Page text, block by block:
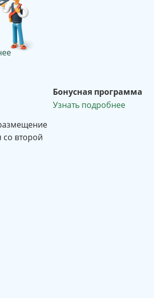
со второй
Бонусная программа
Узнать подробнее